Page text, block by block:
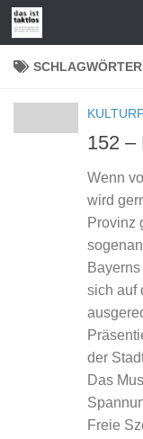
Zum Inhalt
152 –
Wenn
wird
Provinz
sich auf
der
Das
Freie